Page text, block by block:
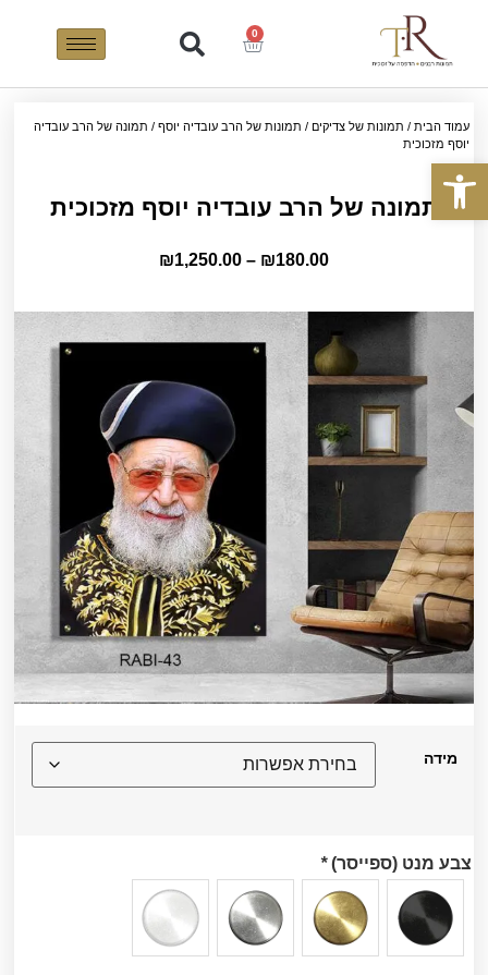
0
עמוד הבית / תמונות של צדיקים / תמונות של הרב עובדיה יוסף / תמונה של הרב עובדיה
יוסף מזכוכית
תמונה של הרב עובדיה יוסף מזכוכית
₪180.00
–
₪1,250.00
מידה
צבע מנט (ספייסר)*
פתח סרגל נגישות